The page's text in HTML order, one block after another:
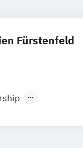
Fürstenfeld